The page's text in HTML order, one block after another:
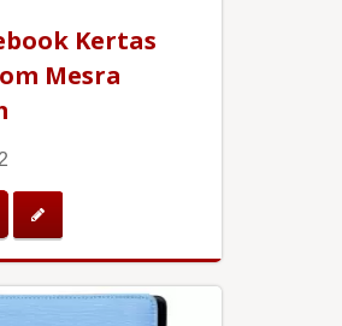
Kertas
Mesra